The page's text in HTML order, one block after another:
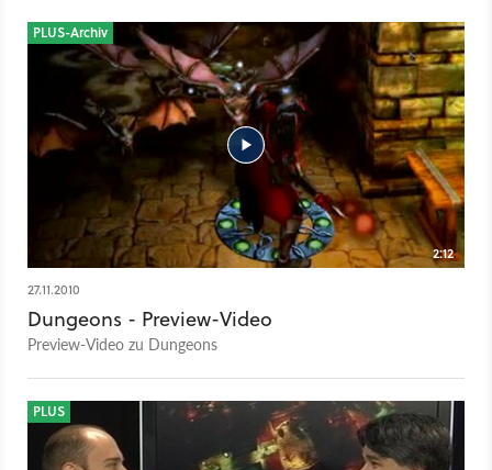
2:12
PLUS-Archiv
27.11.2010
Dungeons - Preview-Video
Preview-Video zu Dungeons
PLUS